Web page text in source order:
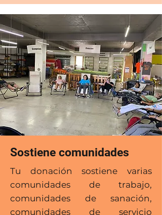
Sostiene comunidades
Tu donación sostiene varias
comunidades de trabajo,
comunidades de sanación,
comunidades de servicio